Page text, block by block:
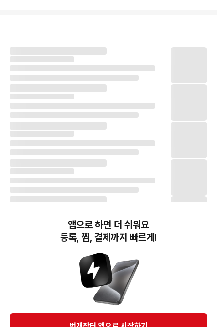
번개장터(주) 사업자정보, 이용약관 및 기타 법적고지
번개장터㈜는 통신판매중개자이며, 통신판매의 당사자가 아닙니다. 전자상거래 등에서의
소비자보호에 관한 법률 등 관련 법령 및 번개장터㈜의 약관에 따라 상품, 상품정보, 거래에 관한 책임은
개별 판매자에게 귀속하고, 번개장터㈜는 원칙적으로 회원간 거래에 대하여 책임을 지지 않습니다.
다만, 번개장터㈜가 직접 판매하는 상품에 대한 책임은 번개장터㈜에게 귀속합니다.
앱으로 하면 더 쉬워요
등록, 찜, 결제까지 빠르게!